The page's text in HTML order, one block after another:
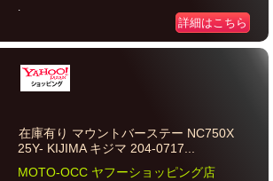
.
詳細はこちら
在庫有り マウントバーステー NC750X
25Y- KIJIMA キジマ 204-0717...
MOTO-OCC ヤフーショッピング店